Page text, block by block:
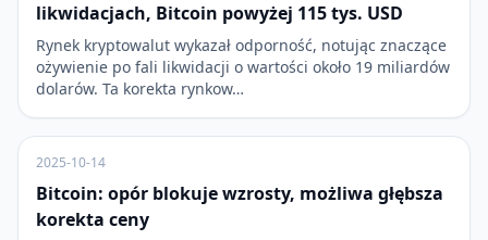
likwidacjach, Bitcoin powyżej 115 tys. USD
Rynek kryptowalut wykazał odporność, notując znaczące
ożywienie po fali likwidacji o wartości około 19 miliardów
dolarów. Ta korekta rynkow…
2025-10-14
Bitcoin: opór blokuje wzrosty, możliwa głębsza
korekta ceny